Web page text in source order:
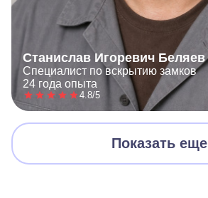
Станислав Игоревич Беляев
Специалист по вскрытию замков
24 года опыта
4.8/5
Показать еще